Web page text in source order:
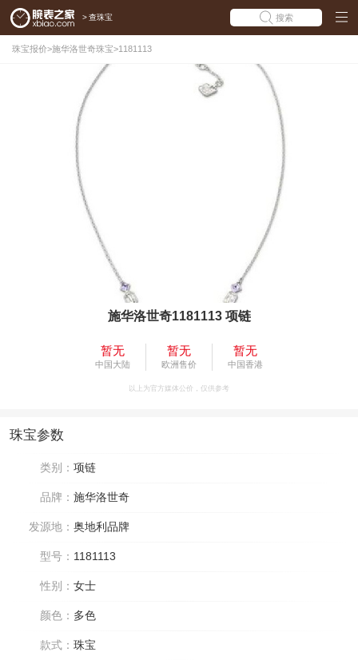
> 查珠宝 搜索
珠宝报价>施华洛世奇珠宝>1181113
施华洛世奇1181113 项链
暂无
中国大陆
暂无
欧洲售价
暂无
中国香港
以上为官方媒体公价，仅供参考
珠宝参数
类别： 项链
品牌： 施华洛世奇
发源地： 奥地利品牌
型号： 1181113
性别： 女士
颜色： 多色
款式： 珠宝